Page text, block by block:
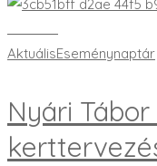
AktuálisEseménynaptár
Nyári